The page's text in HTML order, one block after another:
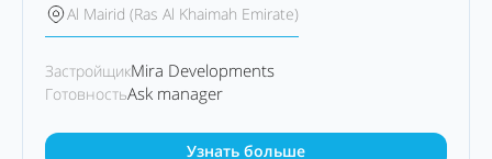
Al Mairid (Ras Al Khaimah Emirate)
ЗастройщикMira Developments
ГотовностьAsk manager
Узнать больше